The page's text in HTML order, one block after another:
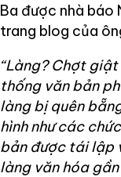
Ba được nhà báo
trang blog của
“Làng? Chợt
thống văn bản
làng bị quên
hình như các
bản được tái lập
làng văn hóa